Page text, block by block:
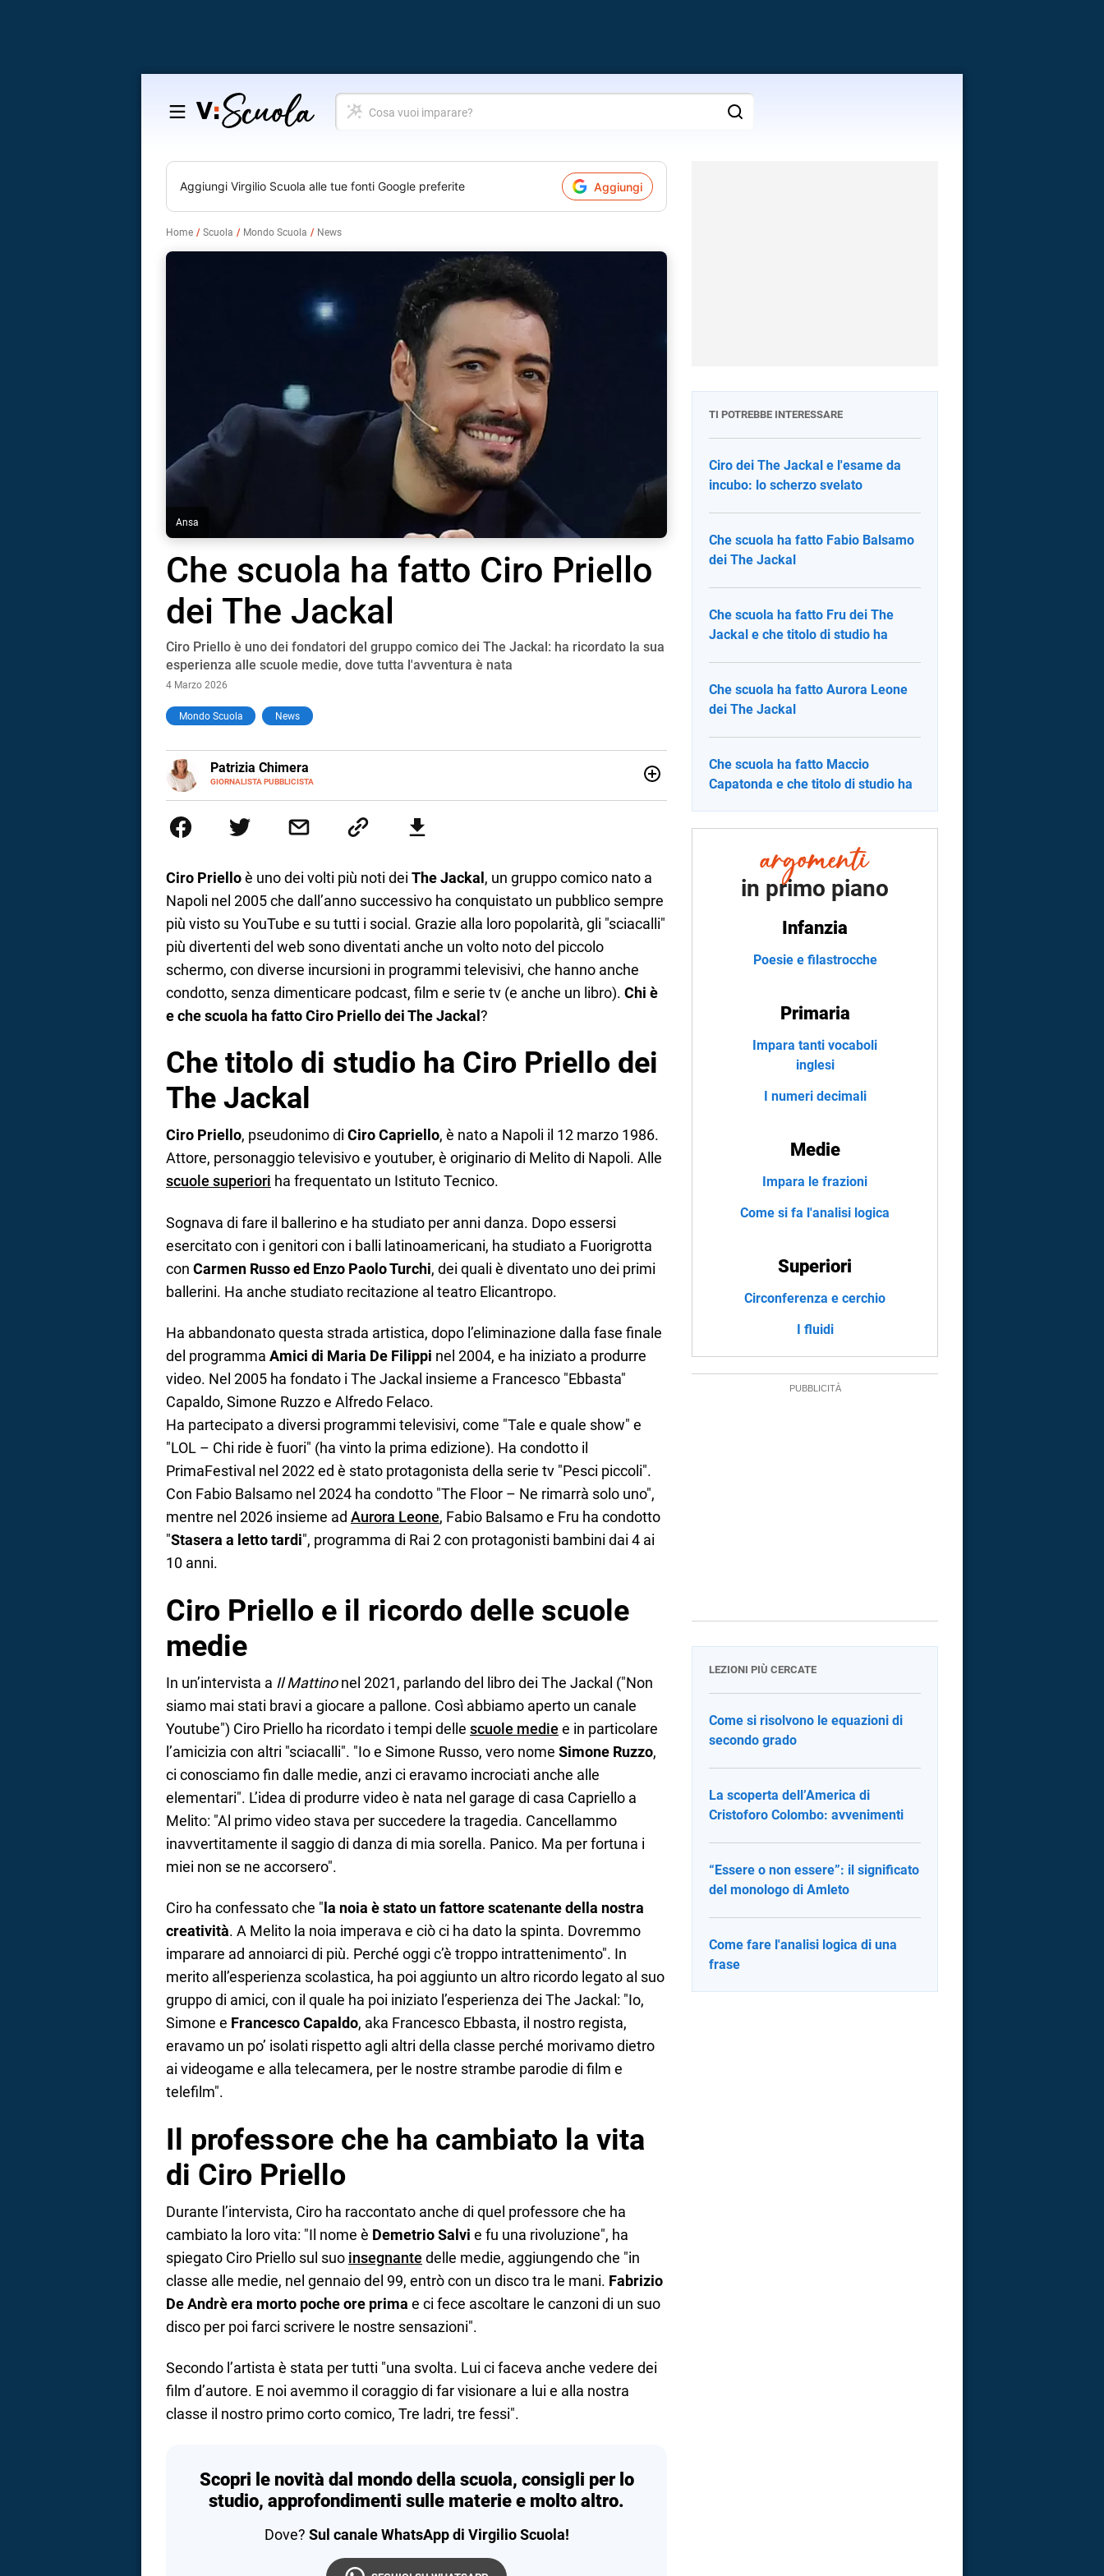
Salta
contenuto
Cosa
vuoi
Aggiungi Virgilio Scuola alle tue fonti Google preferite Aggiungi
Home Scuola Mondo Scuola News
Ansa
Che scuola ha fatto Ciro Priello
dei The Jackal
Ciro Priello è uno dei fondatori del gruppo comico dei The Jackal: ha ricordato la sua
esperienza alle scuole medie, dove tutta l'avventura è nata
4 Marzo 2026
Mondo Scuola News
Patrizia Chimera
GIORNALISTA PUBBLICISTA
E-
MAIL
LINKEDIN
comunicazione specializzandosi nella scrittura di articoli sul mondo scolastico.
Ciro Prielloè uno dei volti più noti dei The Jackal, un gruppo comico nato a
Napoli nel 2005 che dall’anno successivo ha conquistato un pubblico sempre
più visto su YouTube e su tutti i social. Grazie alla loro popolarità, gli "sciacalli"
più divertenti del web sono diventati anche un volto noto del piccolo
schermo, con diverse incursioni in programmi televisivi, che hanno anche
condotto, senza dimenticare podcast, film e serie tv (e anche un libro). Chi è
e che scuola ha fatto Ciro Priello dei The Jackal?
Che titolo di studio ha Ciro Priello dei
The Jackal
Ciro Priello, pseudonimo di Ciro Capriello, è nato a Napoli il 12 marzo 1986.
Attore, personaggio televisivo e youtuber, è originario di Melito di Napoli. Alle
scuole superiori ha frequentato un Istituto Tecnico.
Sognava di fare il ballerino e ha studiato per anni danza. Dopo essersi
esercitato con i genitori con i balli latinoamericani, ha studiato a Fuorigrotta
con Carmen Russo ed Enzo Paolo Turchi, dei quali è diventato uno dei primi
ballerini. Ha anche studiato recitazione al teatro Elicantropo.
Ha abbandonato questa strada artistica, dopo l’eliminazione dalla fase finale
del programma Amici di Maria De Filippi nel 2004, e ha iniziato a produrre
video. Nel 2005 ha fondato i The Jackal insieme a Francesco "Ebbasta"
Capaldo, Simone Ruzzo e Alfredo Felaco.
Ha partecipato a diversi programmi televisivi, come "Tale e quale show" e
"LOL – Chi ride è fuori" (ha vinto la prima edizione). Ha condotto il
PrimaFestival nel 2022 ed è stato protagonista della serie tv "Pesci piccoli".
Con Fabio Balsamo nel 2024 ha condotto "The Floor – Ne rimarrà solo uno",
mentre nel 2026 insieme ad Aurora Leone, Fabio Balsamo e Fru ha condotto
"Stasera a letto tardi", programma di Rai 2 con protagonisti bambini dai 4 ai
10 anni.
Ciro Priello e il ricordo delle scuole
medie
In un’intervista a Il Mattinonel 2021, parlando del libro dei The Jackal ("Non
siamo mai stati bravi a giocare a pallone. Così abbiamo aperto un canale
Youtube") Ciro Priello ha ricordato i tempi delle scuole medie e in particolare
l’amicizia con altri "sciacalli". "Io e Simone Russo, vero nome Simone Ruzzo,
ci conosciamo fin dalle medie, anzi ci eravamo incrociati anche alle
elementari". L’idea di produrre video è nata nel garage di casa Capriello a
Melito: "Al primo video stava per succedere la tragedia. Cancellammo
inavvertitamente il saggio di danza di mia sorella. Panico. Ma per fortuna i
miei non se ne accorsero".
Ciro ha confessato che " la noia è stato un fattore scatenante della nostra
creatività. A Melito la noia imperava e ciò ci ha dato la spinta. Dovremmo
imparare ad annoiarci di più. Perché oggi c’è troppo intrattenimento". In
merito all’esperienza scolastica, ha poi aggiunto un altro ricordo legato al suo
gruppo di amici, con il quale ha poi iniziato l’esperienza dei The Jackal: "Io,
Simone e Francesco Capaldo, aka Francesco Ebbasta, il nostro regista,
eravamo un po’ isolati rispetto agli altri della classe perché morivamo dietro
ai videogame e alla telecamera, per le nostre strambe parodie di film e
telefilm".
Il professore che ha cambiato la vita
di Ciro Priello
Durante l’intervista, Ciro ha raccontato anche di quel professore che ha
cambiato la loro vita: "Il nome è Demetrio Salvi e fu una rivoluzione", ha
spiegato Ciro Priello sul suo insegnante delle medie, aggiungendo che "in
classe alle medie, nel gennaio del 99, entrò con un disco tra le mani. Fabrizio
De Andrè era morto poche ore prima e ci fece ascoltare le canzoni di un suo
disco per poi farci scrivere le nostre sensazioni".
Secondo l’artista è stata per tutti "una svolta. Lui ci faceva anche vedere dei
film d’autore. E noi avemmo il coraggio di far visionare a lui e alla nostra
classe il nostro primo corto comico, Tre ladri, tre fessi".
Scopri le novità dal mondo della scuola, consigli per lo
studio, approfondimenti sulle materie e molto altro.
Dove? Sul canale WhatsApp di Virgilio Scuola!
TI POTREBBE INTERESSARE
Ciro dei The Jackal e l'esame da
incubo: lo scherzo svelato
Che scuola ha fatto Fabio Balsamo
dei The Jackal
Che scuola ha fatto Fru dei The
Jackal e che titolo di studio ha
Che scuola ha fatto Aurora Leone
dei The Jackal
Che scuola ha fatto Maccio
Capatonda e che titolo di studio ha
in primo piano
Infanzia
Poesie e filastrocche
Primaria
Impara tanti vocaboli
inglesi
I numeri decimali
Medie
Impara le frazioni
Come si fa l'analisi logica
Superiori
Circonferenza e cerchio
I fluidi
LEZIONI PIÙ CERCATE
Come si risolvono le equazioni di
secondo grado
La scoperta dell’America di
Cristoforo Colombo: avvenimenti
“Essere o non essere”: il significato
del monologo di Amleto
Come fare l'analisi logica di una
frase